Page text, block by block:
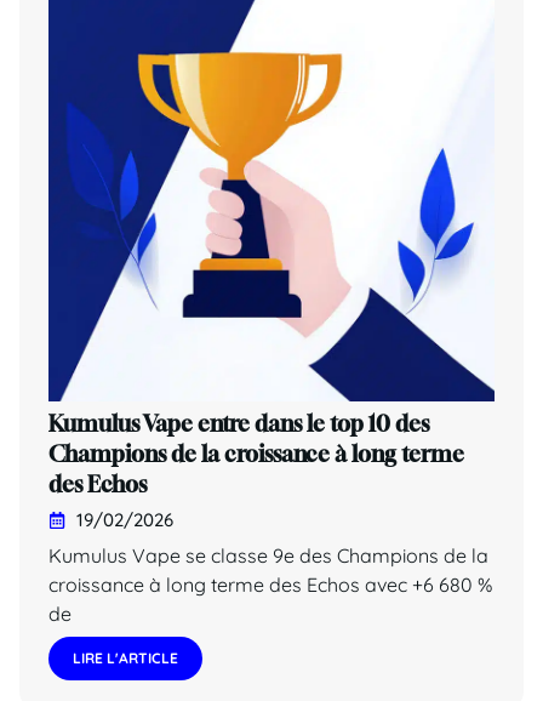
Kumulus Vape entre dans le top 10 des
Champions de la croissance à long terme
des Echos
19/02/2026
Kumulus Vape se classe 9e des Champions de la
croissance à long terme des Echos avec +6 680 %
de
LIRE L'ARTICLE